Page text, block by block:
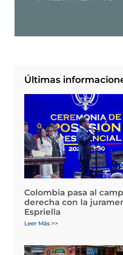
Últimas
Colombia pasa al
derecha con la
Espriella
Leer Más >>